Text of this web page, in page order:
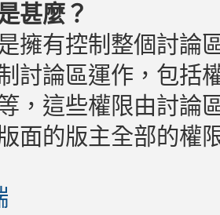
甚麼？
擁有控制整個討論
討論區運作，包括
，這些權限由討論
面的版主全部的權